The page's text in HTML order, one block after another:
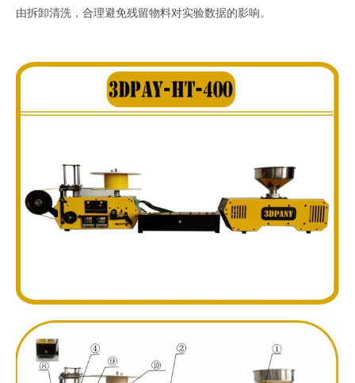
由拆卸清洗，合理避免残留物料对实验数据的影响。